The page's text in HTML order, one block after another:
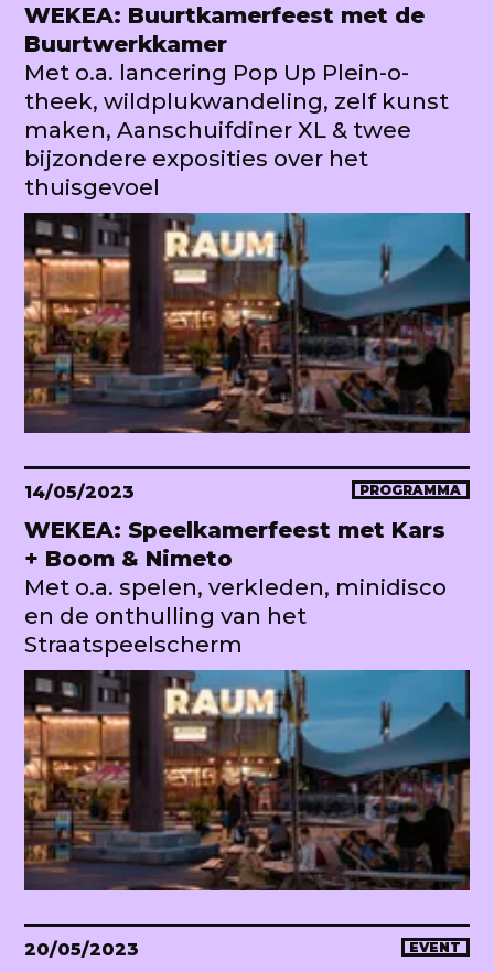
WEKEA: Buurtkamerfeest met de
Buurtwerkkamer
Met o.a. lancering Pop Up Plein-o-
theek, wildplukwandeling, zelf kunst
maken, Aanschuifdiner XL & twee
bijzondere exposities over het
thuisgevoel
14/05/2023 PROGRAMMA
WEKEA: Speelkamerfeest met Kars
+ Boom & Nimeto
Met o.a. spelen, verkleden, minidisco
en de onthulling van het
Straatspeelscherm
20/05/2023 EVENT